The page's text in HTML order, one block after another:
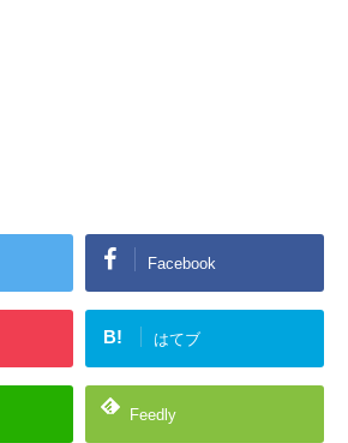
Facebook
B! はてブ
Feedly